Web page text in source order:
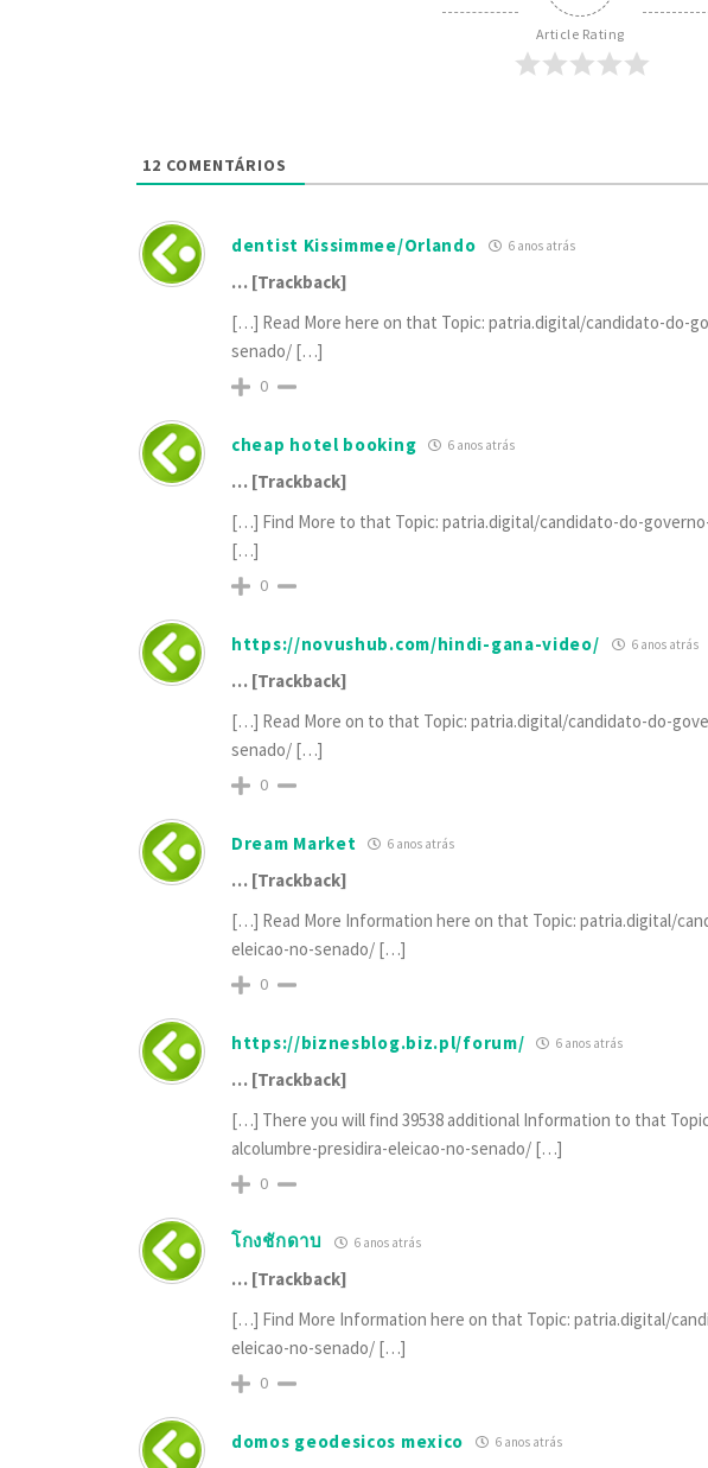
Article Rating
12 COMENTÁRIOS
dentist Kissimmee/Orlando 6 anos atrás
… [Trackback]
[…] Read More here on that Topic: patria.digital/candidato-do-
senado/ […]
0
cheap hotel booking 6 anos atrás
… [Trackback]
[…] Find More to that Topic: patria.digital/candidato-do-
[…]
0
https://novushub.com/hindi-gana-video/ 6 anos atrás
… [Trackback]
[…] Read More on to that Topic: patria.digital/candidato-do-
senado/ […]
0
Dream Market 6 anos atrás
… [Trackback]
[…] Read More Information here on that Topic: patria.digital/
eleicao-no-senado/ […]
0
https://biznesblog.biz.pl/forum/ 6 anos atrás
… [Trackback]
[…] There you will find 39538 additional Information to that
alcolumbre-presidira-eleicao-no-senado/ […]
0
โกงชักดาบ 6 anos atrás
… [Trackback]
[…] Find More Information here on that Topic: patria.digital/
eleicao-no-senado/ […]
0
domos geodesicos mexico 6 anos atrás